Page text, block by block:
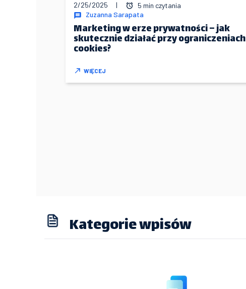
Zuzanna Sarapata
2/25/2025 | 5 min czytania
Marketing w erze prywatności – jak
skutecznie działać przy ograniczeniach
cookies?
WIĘCEJ
Kategorie wpisów